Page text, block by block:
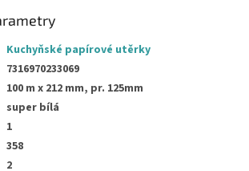
Kuchyňské papírové utěrky
7316970233069
100 m x 212 mm, pr. 125mm
super bílá
1
358
2